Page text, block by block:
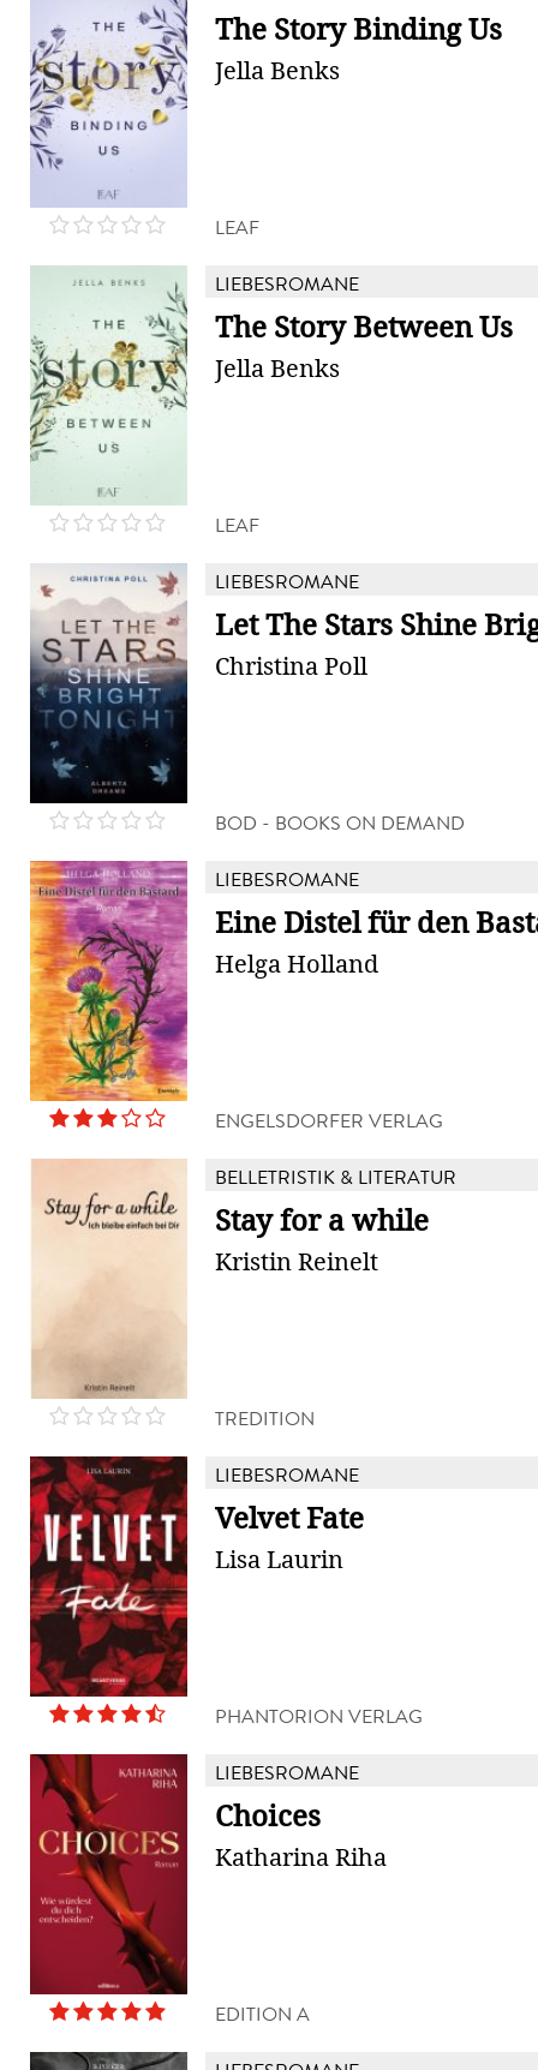
The Story Binding Us
Jella Benks
LEAF
LIEBESROMANE
The Story Between Us
Jella Benks
LEAF
LIEBESROMANE
Let The Stars Shine
Christina Poll
BOD - BOOKS ON DEMAND
LIEBESROMANE
Eine Distel für den
Helga Holland
ENGELSDORFER VERLAG
BELLETRISTIK & LITERATUR
Stay for a while
Kristin Reinelt
TREDITION
LIEBESROMANE
Velvet Fate
Lisa Laurin
PHANTORION VERLAG
LIEBESROMANE
Choices
Katharina Riha
EDITION A